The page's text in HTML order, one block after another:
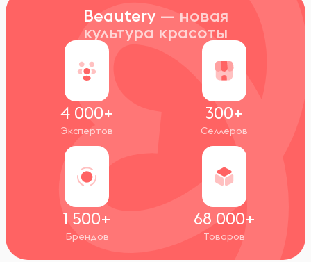
Beautery — новая
культура красоты
4 000+
Экспертов
300+
Селлеров
1 500+
Брендов
68 000+
Товаров